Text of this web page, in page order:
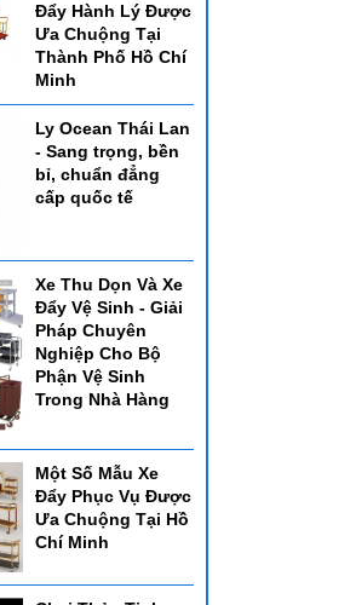
Đẩy Hành Lý Được
Ưa Chuộng Tại
Thành Phố Hồ Chí
Minh
Ly Ocean Thái Lan
- Sang trọng, bền
bỉ, chuẩn đẳng
cấp quốc tế
Xe Thu Dọn Và Xe
Đẩy Vệ Sinh - Giải
Pháp Chuyên
Nghiệp Cho Bộ
Phận Vệ Sinh
Trong Nhà Hàng
Một Số Mẫu Xe
Đẩy Phục Vụ Được
Ưa Chuộng Tại Hồ
Chí Minh